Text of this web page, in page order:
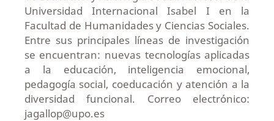
Universidad Internacional Isabel I en la
Facultad de Humanidades y Ciencias Sociales.
Entre sus principales líneas de investigación
se encuentran: nuevas tecnologías aplicadas
a la educación, inteligencia emocional,
pedagogía social, coeducación y atención a la
diversidad funcional. Correo electrónico:
jagallop@upo.es